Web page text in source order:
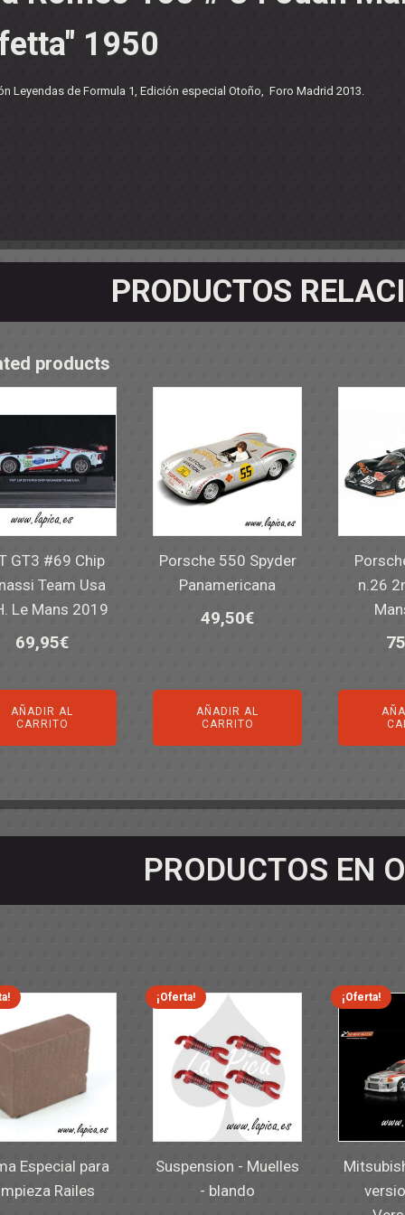
1950
Leyendas de Formula 1, Edición especial Otoño, Foro Madrid 2013.
PRODUCTOS
products
GT3 #69 Chip
Team Usa
Le Mans 2019
69,95€
AÑADIR AL
CARRITO
Porsche 550 Spyder
Panamericana
49,50€
AÑADIR AL
CARRITO
n.26
PRODUCTOS EN
Especial para
Railes
¡Oferta!
Suspension - Muelles
- blando
¡Oferta!